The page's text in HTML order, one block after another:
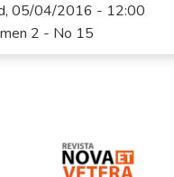
05/04/2016 - 12:00
2 - No 15